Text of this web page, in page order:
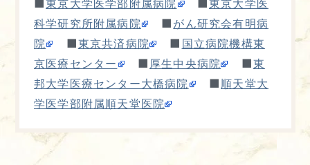
■東京大学医学部附属病院 ■東京大学医
科学研究所附属病院
■ がん研究会有明病
院
■東京共済病院 ■ 国立病院機構東
京医療センター
■ 厚生中央病院 ■東
邦大学医療センター大橋病院
■ 順天堂大
学医学部附属順天堂医院